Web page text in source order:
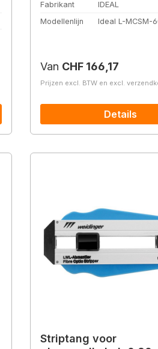
Fabrikant
IDEAL
Modellenlijn
Ideal L-MCSM-
Normale prijs:
Van CHF 166,17
Prijzen excl. BTW en excl.
Details
Striptang voor